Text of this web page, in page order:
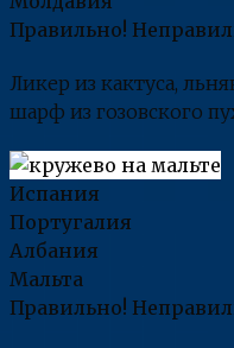
Правильно!
Ликер из кактуса,
шарф из гозовского
Испания
Португалия
Албания
Мальта
Правильно!